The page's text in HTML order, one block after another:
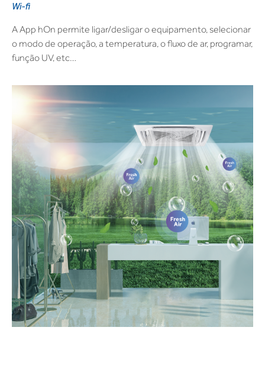
Wi-fi
A App hOn permite ligar/desligar o equipamento, selecionar
o modo de operação, a temperatura, o fluxo de ar, programar,
função UV, etc…